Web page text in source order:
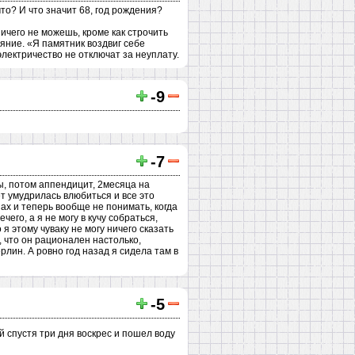
И что значит 68, год рождения?
не можешь, кроме как строчить
«Я памятник воздвиг себе
не отключат за неуплату.
-9
-7
потом аппендицит, 2месяца на
умудрилась влюбиться и все это
и теперь вообще не понимать, когда
а я не могу в кучу собраться,
чуваку не могу ничего сказать
что он рационален настолько,
А ровно год назад я сидела там в
-5
спустя три дня воскрес и пошел воду